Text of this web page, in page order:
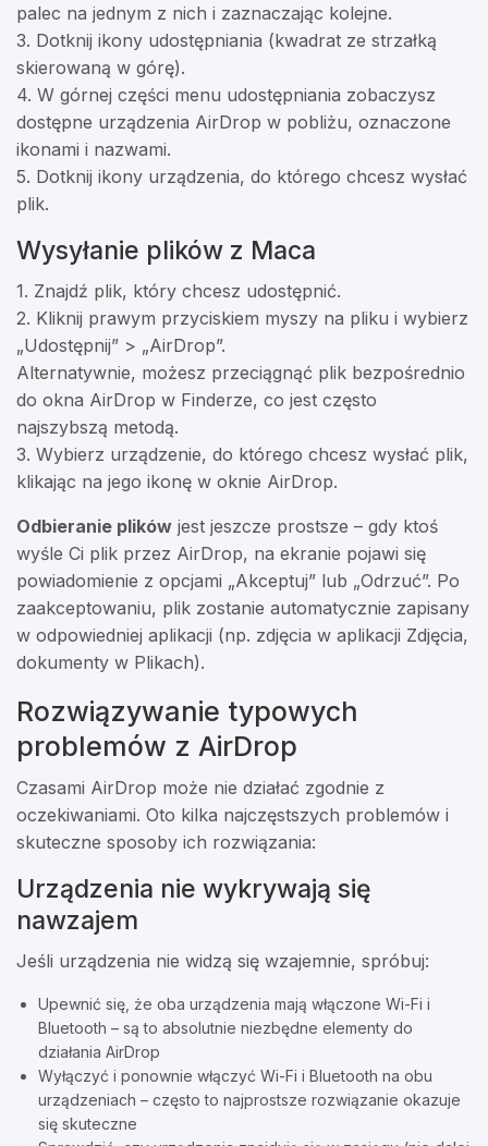
palec na jednym z nich i zaznaczając kolejne.
3. Dotknij ikony udostępniania (kwadrat ze strzałką
skierowaną w górę).
4. W górnej części menu udostępniania zobaczysz
dostępne urządzenia AirDrop w pobliżu, oznaczone
ikonami i nazwami.
5. Dotknij ikony urządzenia, do którego chcesz wysłać
plik.
Wysyłanie plików z Maca
1. Znajdź plik, który chcesz udostępnić.
2. Kliknij prawym przyciskiem myszy na pliku i wybierz
„Udostępnij” > „AirDrop”.
Alternatywnie, możesz przeciągnąć plik bezpośrednio
do okna AirDrop w Finderze, co jest często
najszybszą metodą.
3. Wybierz urządzenie, do którego chcesz wysłać plik,
klikając na jego ikonę w oknie AirDrop.
Odbieranie plików jest jeszcze prostsze – gdy ktoś
wyśle Ci plik przez AirDrop, na ekranie pojawi się
powiadomienie z opcjami „Akceptuj” lub „Odrzuć”. Po
zaakceptowaniu, plik zostanie automatycznie zapisany
w odpowiedniej aplikacji (np. zdjęcia w aplikacji Zdjęcia,
dokumenty w Plikach).
Rozwiązywanie typowych
problemów z AirDrop
Czasami AirDrop może nie działać zgodnie z
oczekiwaniami. Oto kilka najczęstszych problemów i
skuteczne sposoby ich rozwiązania:
Urządzenia nie wykrywają się
nawzajem
Jeśli urządzenia nie widzą się wzajemnie, spróbuj:
Upewnić się, że oba urządzenia mają włączone Wi-Fi i
Bluetooth – są to absolutnie niezbędne elementy do
działania AirDrop
Wyłączyć i ponownie włączyć Wi-Fi i Bluetooth na obu
urządzeniach – często to najprostsze rozwiązanie okazuje
się skuteczne